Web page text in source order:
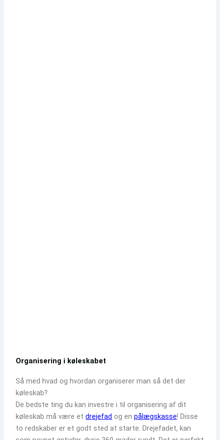
Organisering i køleskabet
Så med hvad og hvordan organiserer man så det der
køleskab?
De bedste ting du kan investre i til organisering af dit
køleskab må være etdrejefad og enpålægskasse! Disse
to redskaber er et godt sted at starte. Drejefadet, kan